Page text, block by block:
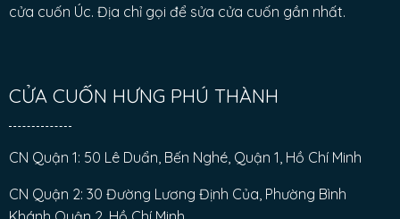
cửa cuốn Úc. Địa chỉ gọi để sửa cửa cuốn gần nhất.
CỬA CUỐN HƯNG PHÚ THÀNH
CN Quận 1: 50 Lê Duẩn, Bến Nghé, Quận 1, Hồ Chí Minh
CN Quận 2: 30 Đường Lương Định Của, Phường Bình